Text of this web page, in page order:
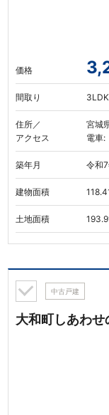
価格
間取り 3LDK
住所／
アクセス
宮城
電車:
築年月 令和
建物面積
土地面積
中古戸建
大和町しあわせ